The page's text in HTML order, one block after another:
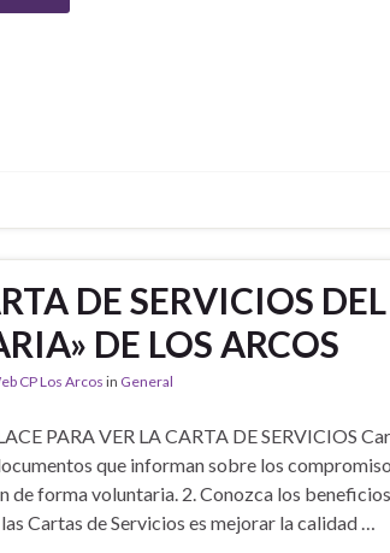
DE SERVICIOS
DE LOS ARCOS
CP Los Arcosin General
PARA VER LA CARTA DE SERVICIOS
que informan sobre los
de forma voluntaria. 2. Conozca los
Cartas de Servicios es mejorar la calidad …